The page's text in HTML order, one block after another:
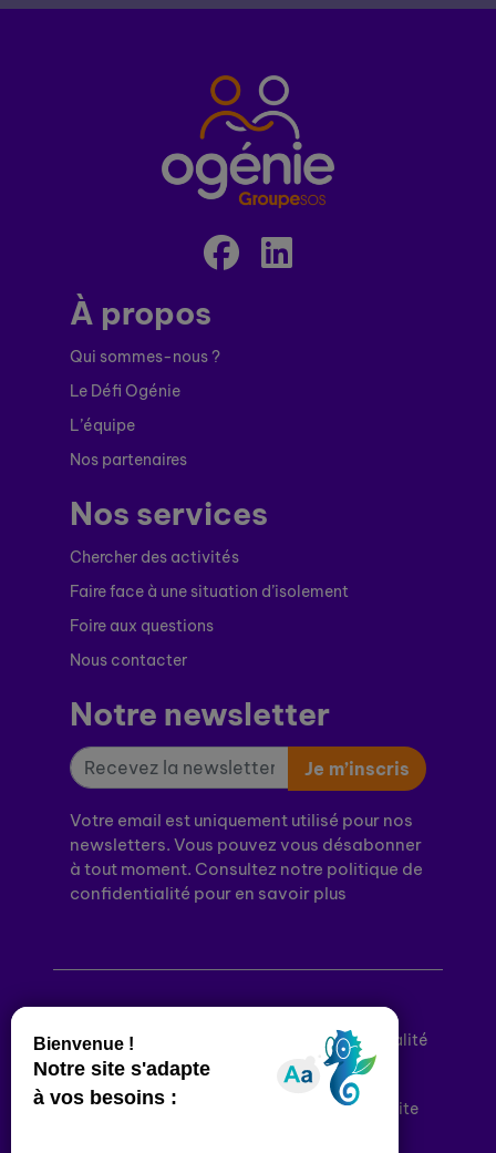
À propos
Qui sommes-nous ?
Le Défi Ogénie
L’équipe
Nos partenaires
Nos services
Chercher des activités
Faire face à une situation d’isolement
Foire aux questions
Nous contacter
Notre newsletter
Je m’inscris
Votre email est uniquement utilisé pour nos
newsletters. Vous pouvez vous désabonner
à tout moment. Consultez notre politique de
confidentialité pour en savoir plus
Mentions légales
Politique de confidentialité
Conditions générales d’utilisation
Déclaration d’accessibilité
Plan du site